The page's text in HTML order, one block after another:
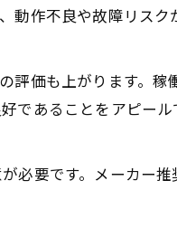
動作不良や故障リス
評価も上がります。
であることをアピー
必要です。メーカー